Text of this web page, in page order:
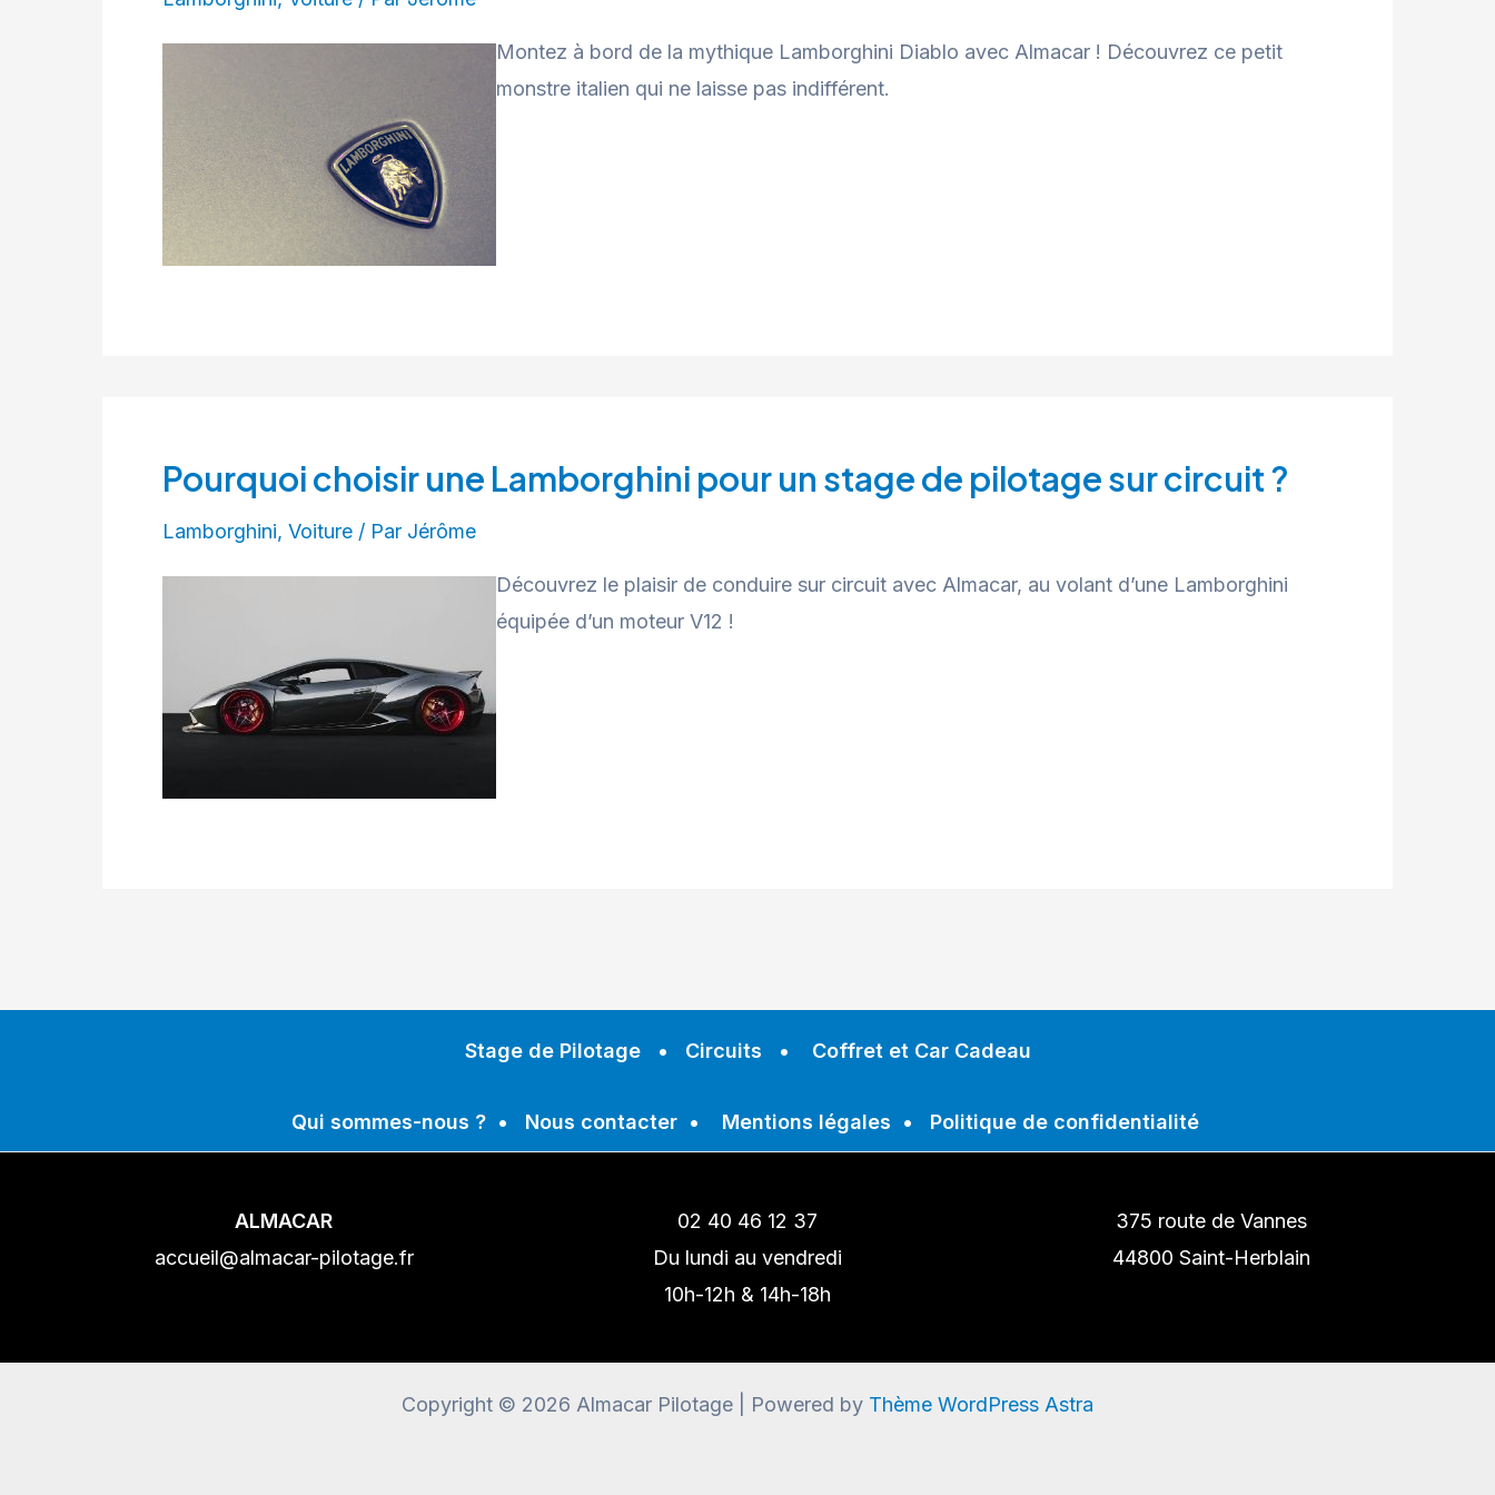
Montez à bord de la mythique Lamborghini Diablo avec Almacar ! Découvrez ce petit
monstre italien qui ne laisse pas indifférent.
Pourquoi choisir une Lamborghini pour un stage de pilotage sur circuit ?
Lamborghini, Voiture / Par Jérôme
Découvrez le plaisir de conduire sur circuit avec Almacar, au volant d’une Lamborghini
équipée d’un moteur V12 !
Stage de Pilotage• Circuits • Coffret et Car Cadeau
Qui sommes-nous ?• Nous contacter• Mentions légales • Politique de confidentialité
ALMACAR
accueil@almacar-pilotage.fr
02 40 46 12 37
Du lundi au vendredi
10h-12h & 14h-18h
375 route de Vannes
44800 Saint-Herblain
Copyright © 2026 Almacar Pilotage | Powered by Thème WordPress Astra